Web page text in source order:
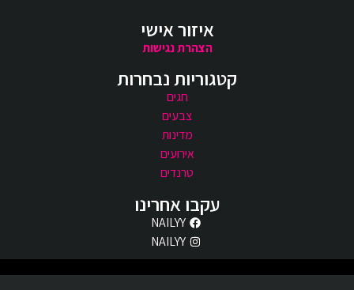
איזור אישי
הצהרת נגישות
קטגוריות נבחרות
חגים
צבעים
מדינות
אירועים
טרנדים
עקבו אחרינו
NAILYY
NAILYY